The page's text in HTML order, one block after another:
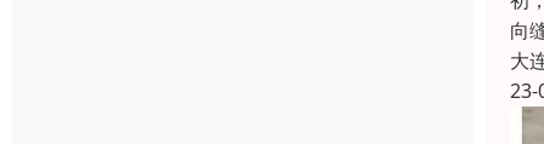
向
大
23-